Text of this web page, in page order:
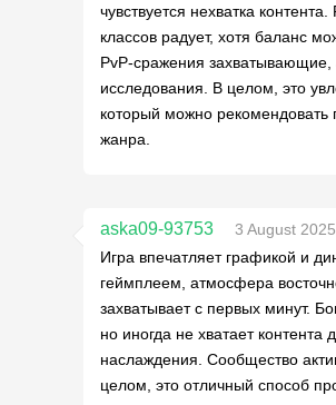
чувствуется нехватка
классов радует, хотя баланс
PvP-сражения захватывающие,
исследования. В целом, это
который можно рекомендовать
жанра.
aska09-93753
3 August
Игра впечатляет графикой и
геймплеем, атмосфера
захватывает с первых минут.
но иногда не хватает контента
наслаждения. Сообщество
целом, это отличный способ